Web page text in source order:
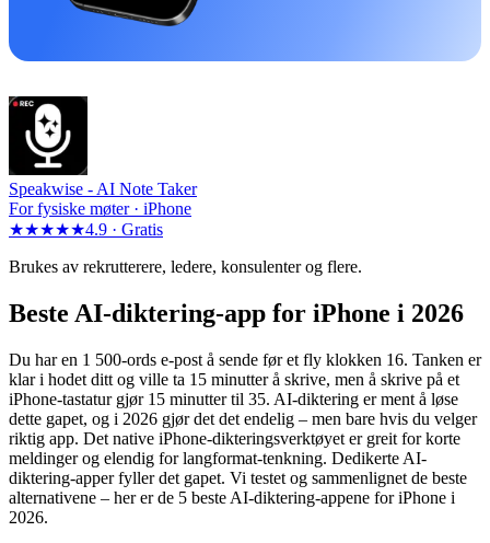
Speakwise - AI Note Taker
For fysiske møter · iPhone
★★★★★4.9 · Gratis
Brukes av rekrutterere, ledere, konsulenter og flere.
Beste AI-diktering-app for iPhone i 2026
Du har en 1 500-ords e-post å sende før et fly klokken 16. Tanken er
klar i hodet ditt og ville ta 15 minutter å skrive, men å skrive på et
iPhone-tastatur gjør 15 minutter til 35. AI-diktering er ment å løse
dette gapet, og i 2026 gjør det det endelig – men bare hvis du velger
riktig app. Det native iPhone-dikteringsverktøyet er greit for korte
meldinger og elendig for langformat-tenkning. Dedikerte AI-
diktering-apper fyller det gapet. Vi testet og sammenlignet de beste
alternativene – her er de 5 beste AI-diktering-appene for iPhone i
2026.